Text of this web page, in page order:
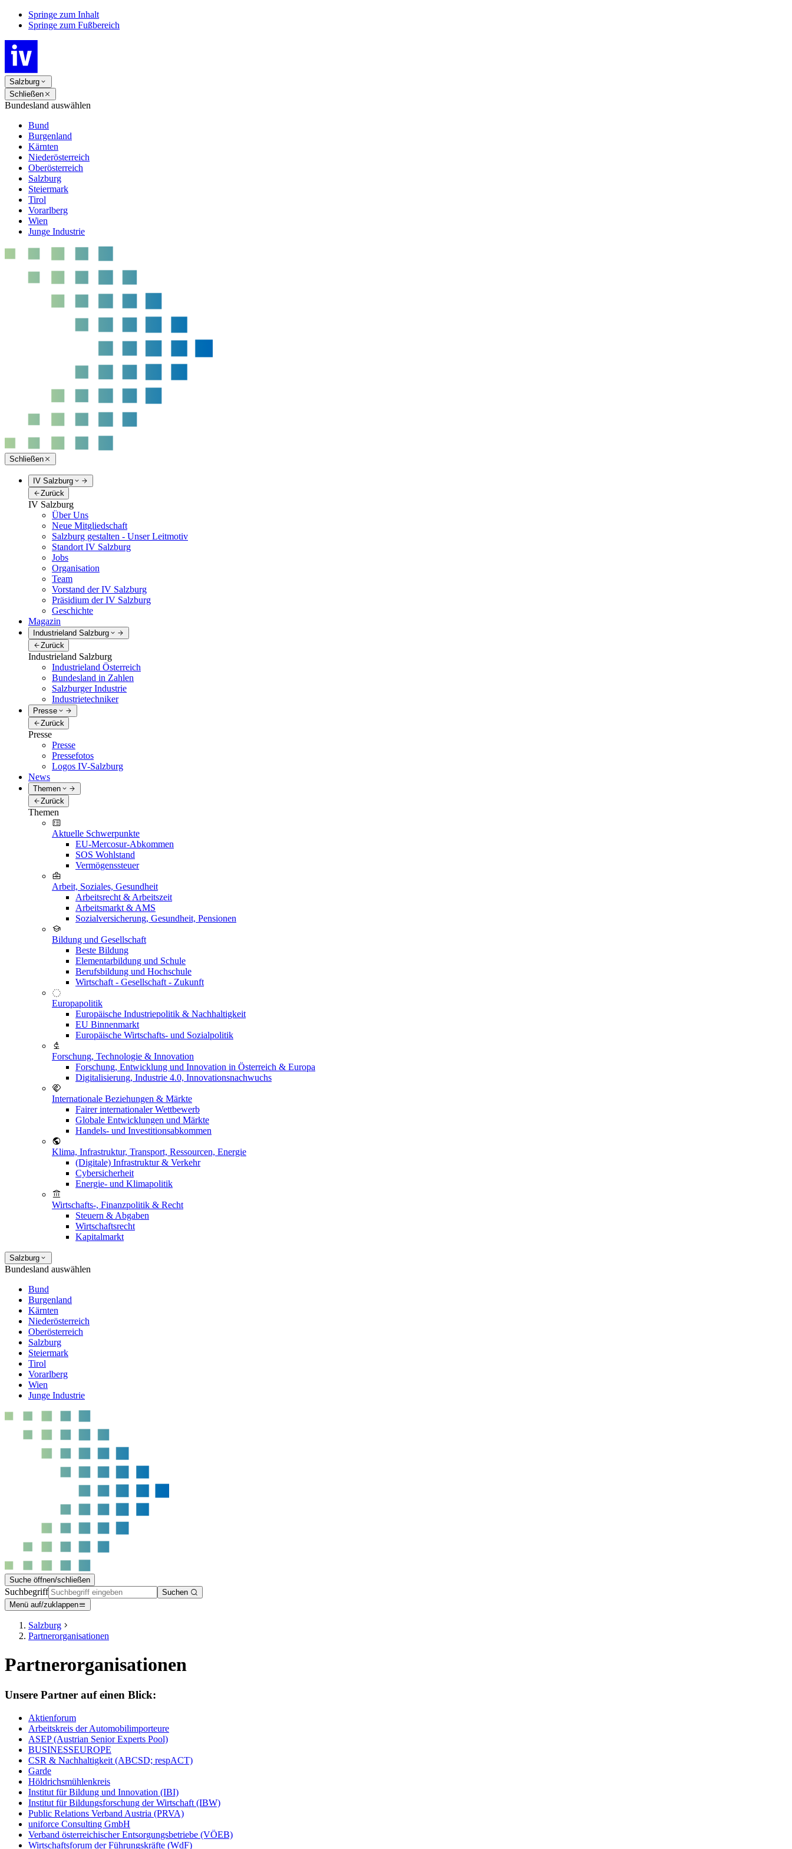
Springe zum Inhalt
Springe zum Fußbereich
Salzburg
Schließen
Bundesland auswählen
Bund
Burgenland
Kärnten
Niederösterreich
Oberösterreich
Salzburg
Steiermark
Tirol
Vorarlberg
Wien
Junge Industrie
Schließen
IV Salzburg
Zurück
IV Salzburg
Über Uns
Neue Mitgliedschaft
Salzburg gestalten - Unser Leitmotiv
Standort IV Salzburg
Jobs
Organisation
Team
Vorstand der IV Salzburg
Präsidium der IV Salzburg
Geschichte
Magazin
Industrieland Salzburg
Zurück
Industrieland Salzburg
Industrieland Österreich
Bundesland in Zahlen
Salzburger Industrie
Industrietechniker
Presse
Zurück
Presse
Presse
Pressefotos
Logos IV-Salzburg
News
Themen
Zurück
Themen
Aktuelle Schwerpunkte
EU-Mercosur-Abkommen
SOS Wohlstand
Vermögenssteuer
Arbeit, Soziales, Gesundheit
Arbeitsrecht & Arbeitszeit
Arbeitsmarkt & AMS
Sozialversicherung, Gesundheit, Pensionen
Bildung und Gesellschaft
Beste Bildung
Elementarbildung und Schule
Berufsbildung und Hochschule
Wirtschaft - Gesellschaft - Zukunft
Europapolitik
Europäische Industriepolitik & Nachhaltigkeit
EU Binnenmarkt
Europäische Wirtschafts- und Sozialpolitik
Forschung, Technologie & Innovation
Forschung, Entwicklung und Innovation in Österreich & Europa
Digitalisierung, Industrie 4.0, Innovationsnachwuchs
Internationale Beziehungen & Märkte
Fairer internationaler Wettbewerb
Globale Entwicklungen und Märkte
Handels- und Investitionsabkommen
Klima, Infrastruktur, Transport, Ressourcen, Energie
(Digitale) Infrastruktur & Verkehr
Cybersicherheit
Energie- und Klimapolitik
Wirtschafts-, Finanzpolitik & Recht
Steuern & Abgaben
Wirtschaftsrecht
Kapitalmarkt
Salzburg
Bundesland auswählen
Bund
Burgenland
Kärnten
Niederösterreich
Oberösterreich
Salzburg
Steiermark
Tirol
Vorarlberg
Wien
Junge Industrie
Suche öffnen/schließen
Suchbegriff
Suchen
Menü auf/zuklappen
Salzburg
Partnerorganisationen
Partnerorganisationen
Unsere Partner auf einen Blick:
Aktienforum
Arbeitskreis der Automobilimporteure
ASEP (Austrian Senior Experts Pool)
BUSINESSEUROPE
CSR & Nachhaltigkeit (ABCSD; respACT)
Garde
Höldrichsmühlenkreis
Institut für Bildung und Innovation (IBI)
Institut für Bildungsforschung der Wirtschaft (IBW)
Public Relations Verband Austria (PRVA)
uniforce Consulting GmbH
Verband österreichischer Entsorgungsbetriebe (VÖEB)
Wirtschaftsforum der Führungskräfte (WdF)